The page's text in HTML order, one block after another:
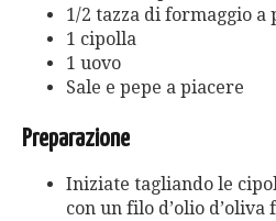
1/2 tazza di formaggio a
1 cipolla
1 uovo
Sale e pepe a piacere
Preparazione
Iniziate tagliando le
con un filo d’olio d’oliva